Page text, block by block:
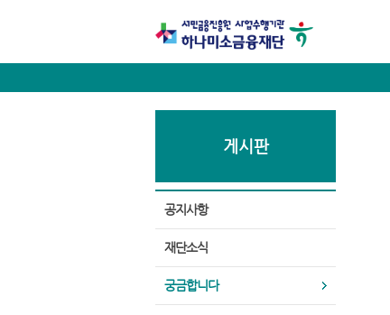
게시판
공지사항
재단소식
궁금합니다